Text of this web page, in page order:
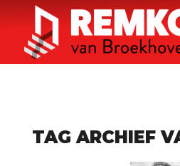
TAG ARCHIEF